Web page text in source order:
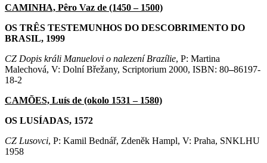
CAMINHA, Pêro Vaz de (1450 – 1500)
OS TRÊS TESTEMUNHOS DO DESCOBRIMENTO DO
BRASIL, 1999
CZ Dopis králi Manuelovi o nalezení Brazílie, P: Martina
Malechová, V: Dolní Břežany, Scriptorium 2000, ISBN: 80–86197-
18-2
CAMÕES, Luís de (okolo 1531 – 1580)
OS LUSÍADAS, 1572
CZ Lusovci, P: Kamil Bednář, Zdeněk Hampl, V: Praha, SNKLHU
1958